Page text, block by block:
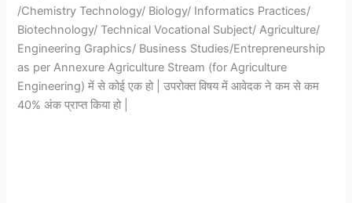
/Chemistry Technology/ Biology/ Informatics Practices/
Biotechnology/ Technical Vocational Subject/ Agriculture/
Engineering Graphics/ Business Studies/Entrepreneurship
as per Annexure Agriculture Stream (for Agriculture
Engineering) में से कोई एक हो | उपरोक्त विषय में आवेदक ने कम से कम
40% अंक प्राप्त किया हो |